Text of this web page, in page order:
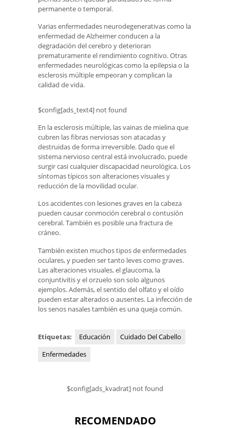
permanente o temporal.
Varias enfermedades neurodegenerativas como la
enfermedad de Alzheimer conducen a la
degradación del cerebro y deterioran
prematuramente el rendimiento cognitivo. Otras
enfermedades neurológicas como la epilepsia o la
esclerosis múltiple empeoran y complican la
calidad de vida.
$config[ads_text4] not found
En la esclerosis múltiple, las vainas de mielina que
cubren las fibras nerviosas son atacadas y
destruidas de forma irreversible. Dado que el
sistema nervioso central está involucrado, puede
surgir casi cualquier discapacidad neurológica. Los
síntomas típicos son alteraciones visuales y
reducción de la movilidad ocular.
Los accidentes con lesiones graves en la cabeza
pueden causar conmoción cerebral o contusión
cerebral. También es posible una fractura de
cráneo.
También existen muchos tipos de enfermedades
oculares, y pueden ser tanto leves como graves.
Las alteraciones visuales, el glaucoma, la
conjuntivitis y el orzuelo son solo algunos
ejemplos. Además, el sentido del olfato y el oído
pueden estar alterados o ausentes. La infección de
los senos nasales también es una queja común.
Etiquetas: Educación
Cuidado Del Cabello
Enfermedades
$config[ads_kvadrat] not found
RECOMENDADO